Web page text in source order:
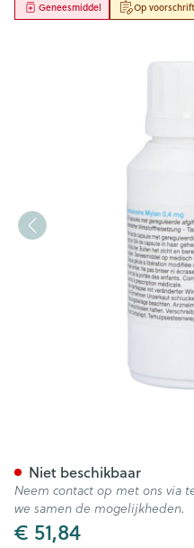
Op voorschrift
Geneesmiddel
€ 51,84
Niet beschikbaar
Neem contact op met ons via
we samen de mogelijkheden.